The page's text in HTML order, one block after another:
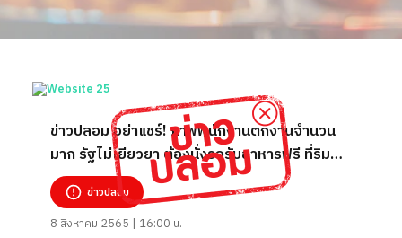
ข่าวปลอม อย่าแชร์! ภาพพนักงานตกงานจำนวน
มาก รัฐไม่เยียวยา ต้องนั่งรอรับอาหารฟรี ที่ริม
ชายหาดพัทยา
ข่าวปลอม
8 สิงหาคม 2565 | 16:00 น.